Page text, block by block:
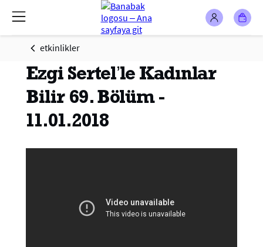
etkinlikler
Ezgi Sertel’le Kadınlar
Bilir 69. Bölüm -
11.01.2018